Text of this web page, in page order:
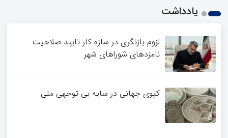
یادداشت
لزوم بازنگری در سازه کار تایید صلاحیت
نامزدهای شوراهای شهر
کپوی جهانی در سایه بی توجهی ملی